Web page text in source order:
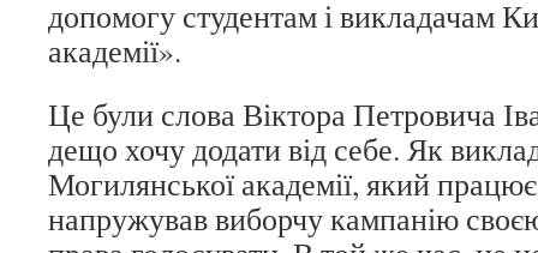
допомогу студентам і викладачам
академії».
Це були слова Віктора Петровича
дещо хочу додати від себе. Як
Могилянської академії, який
напружував виборчу кампанію